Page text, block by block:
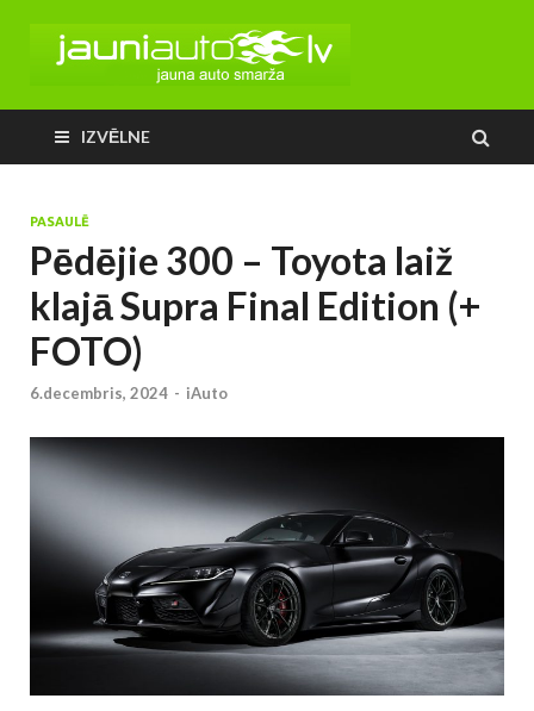
IZVĒLNE
PASAULĒ
Pēdējie 300 – Toyota laiž
klajā Supra Final Edition (+
FOTO)
6.decembris, 2024 - iAuto